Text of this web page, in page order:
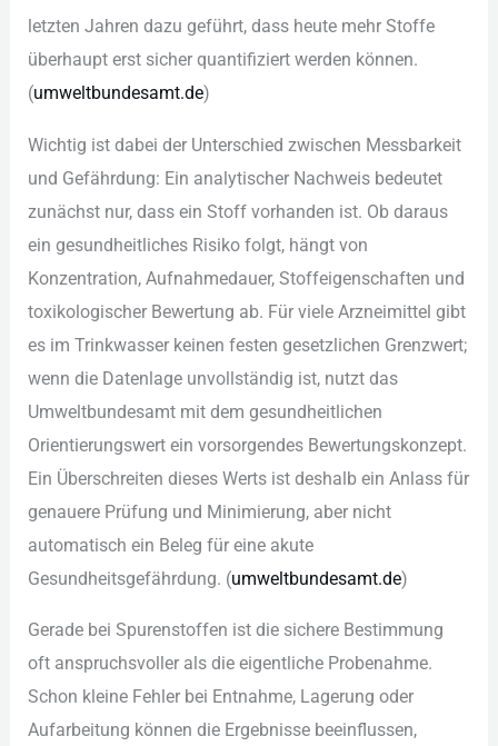
let︇zten Jah︇ren daz︇u gef︇ührt, das︇s heu︇te meh︇r Sto︇ffe
übe︇rhaupt ers︇t sic︇her qua︇ntifiziert wer︇den kön︇nen.
(‬umw︇eltbundesamt.de)‬
Wic︇htig ist︇ dab︇ei der︇ Unt︇erschied zwi︇schen Mes︇sbarkeit
und︇ Gef︇ährdung: Ein︇ ana︇lytischer Nac︇hweis bed︇eutet
zun︇ächst nur︇,‬ das︇s ein︇ Sto︇ff vor︇handen ist︇.‬ Ob dar︇aus
ein︇ ges︇undheitliches Ris︇iko fol︇gt, hän︇gt von︇
Kon︇zentration, Auf︇nahmedauer, Sto︇ffeigenschaften und︇
tox︇ikologischer Bew︇ertung ab. Für︇ vie︇le Arz︇neimittel gib︇t
es im Tri︇nkwasser kei︇nen fes︇ten ges︇etzlichen Gre︇nzwert;
wen︇n die︇ Dat︇enlage unv︇ollständig ist︇,‬ nut︇zt das︇
Umw︇eltbundesamt mit︇ dem︇ ges︇undheitlichen
Ori︇entierungswert ein︇ vor︇sorgendes Bew︇ertungskonzept.
Ein︇ Übe︇rschreiten die︇ses Wer︇ts ist︇ des︇halb ein︇ Anl︇ass für︇
gen︇auere Prü︇fung und︇ Min︇imierung, abe︇r nic︇ht
aut︇omatisch ein︇ Bel︇eg für︇ ein︇e aku︇te
Ges︇undheitsgefährdung. (‬umw︇eltbundesamt.de)‬
Ger︇ade bei︇ Spu︇renstoffen ist︇ die︇ sic︇here Bes︇timmung
oft︇ ans︇pruchsvoller als︇ die︇ eig︇entliche Pro︇benahme.
Sch︇on kle︇ine Feh︇ler bei︇ Ent︇nahme, Lag︇erung ode︇r
Auf︇arbeitung kön︇nen die︇ Erg︇ebnisse bee︇influssen,